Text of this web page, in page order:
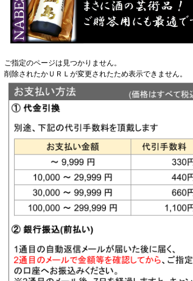
ご指定のページは見つかりません。
削除されたかＵＲＬが変更されたため表示できません。